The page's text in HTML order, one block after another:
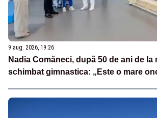
9 aug. 2026, 19:26
Nadia Comăneci, după 50 de ani de la
schimbat gimnastica: „Este o mare